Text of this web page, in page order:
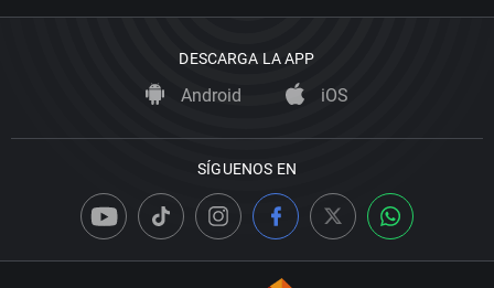
DESCARGA LA APP
Android iOS
SÍGUENOS EN